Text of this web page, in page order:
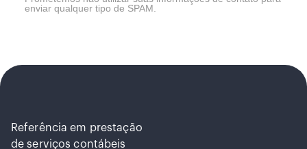
enviar qualquer tipo de SPAM.
Referência em prestação
de serviços contábeis